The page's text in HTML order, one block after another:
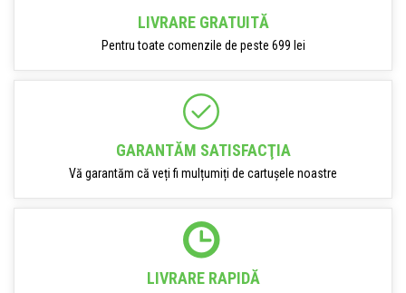
LIVRARE GRATUITĂ
Pentru toate comenzile de peste 699 lei
GARANTĂM SATISFACŢIA
Vă garantăm că veți fi mulțumiți de cartușele noastre
LIVRARE RAPIDĂ